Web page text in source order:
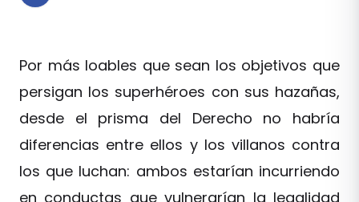
Por más loables que sean los objetivos que
persigan los superhéroes con sus hazañas,
desde el prisma del Derecho no habría
diferencias entre ellos y los villanos contra
los que luchan: ambos estarían incurriendo
en conductas que vulnerarían la legalidad